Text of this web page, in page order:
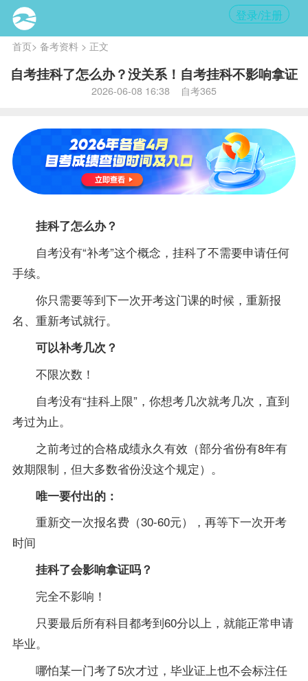
登录/注册
首页> 备考资料> 正文
自考挂科了怎么办？没关系！自考挂科不影响拿证
2026-06-08 16:38 自考365
挂科了怎么办？
自考没有“补考”这个概念，挂科了不需要申请任何
手续。
你只需要等到下一次开考这门课的时候，重新报
名、重新考试就行。
可以补考几次？
不限次数！
自考没有“挂科上限”，你想考几次就考几次，直到
考过为止。
之前考过的合格成绩永久有效（部分省份有8年有
效期限制，但大多数省份没这个规定）。
唯一要付出的：
重新交一次报名费（30-60元），再等下一次开考
时间
挂科了会影响拿证吗？
完全不影响！
只要最后所有科目都考到60分以上，就能正常申请
毕业。
哪怕某一门考了5次才过，毕业证上也不会标注任